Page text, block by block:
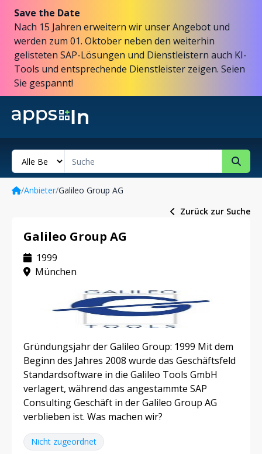
Save the Date
Nach 15 Jahren erweitern wir unser Angebot und
werden zum 01. Oktober neben den weiterhin
gelisteten SAP-Lösungen und Dienstleistern auch KI-
Tools und entsprechende Dienstleister zeigen. Seien
Sie gespannt!
/Anbieter/Galileo Group AG
Zurück zur Suche
Galileo Group AG
1999
München
Gründungsjahr der Galileo Group: 1999 Mit dem
Beginn des Jahres 2008 wurde das Geschäftsfeld
Standardsoftware in die Galileo Tools GmbH
verlagert, während das angestammte SAP
Consulting Geschäft in der Galileo Group AG
verblieben ist. Was machen wir?
Nicht zugeordnet